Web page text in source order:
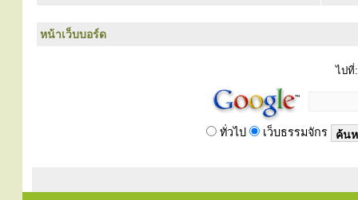
หน้าเว็บบอร์ด
ไปที่:
ทั่วไป เว็บธรรมจักร